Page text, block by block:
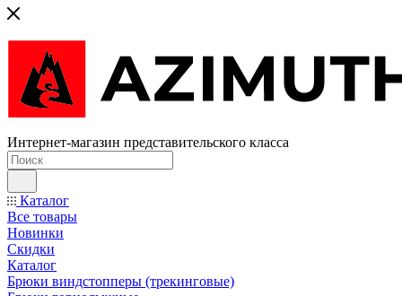
Интернет-магазин представительского класса
Каталог
Все товары
Новинки
Скидки
Каталог
Брюки виндстопперы (трекинговые)